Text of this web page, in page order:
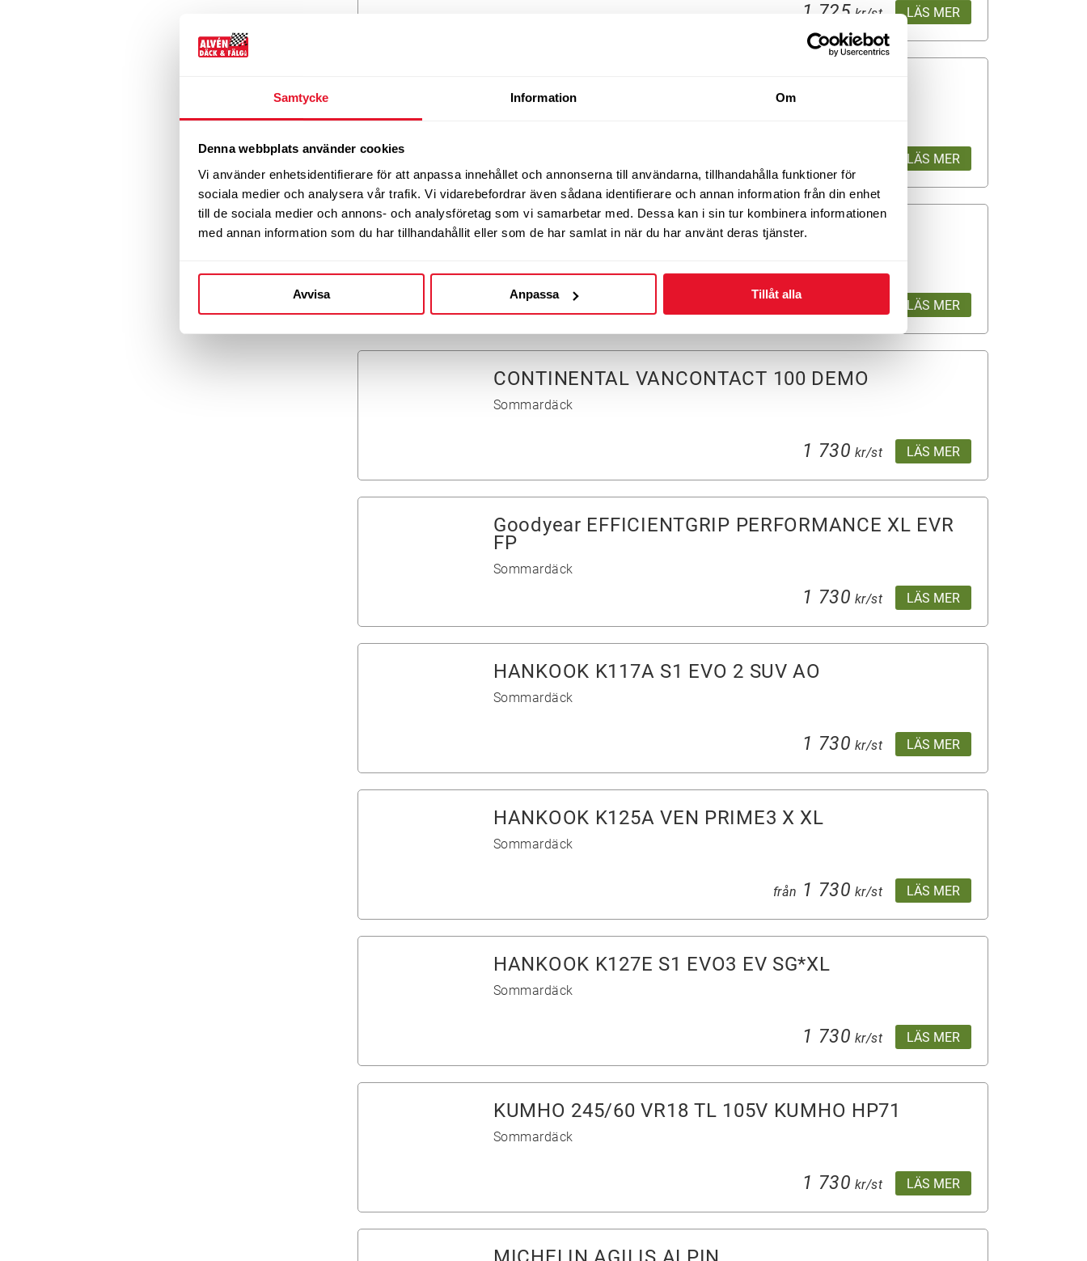
Samtycke Information Om
Denna webbplats använder cookies
Vi använder enhetsidentifierare för att anpassa innehållet och annonserna till användarna, tillhandahålla funktioner för
sociala medier och analysera vår trafik. Vi vidarebefordrar även sådana identifierare och annan information från din enhet
till de sociala medier och annons- och analysföretag som vi samarbetar med. Dessa kan i sin tur kombinera informationen
med annan information som du har tillhandahållit eller som de har samlat in när du har använt deras tjänster.
Avvisa Anpassa Tillåt alla
LÄS MER
1 725 kr/st
LÄS MER
Continental SportContact 7 XL EVc
LÄS MER
1 730
CONTINENTAL VANCONTACT 100 DEMO
Sommardäck
LÄS MER
1 730 kr/st
Goodyear EFFICIENTGRIP PERFORMANCE XL EVR
FP
Sommardäck
LÄS MER
1 730 kr/st
HANKOOK K117A S1 EVO 2 SUV AO
Sommardäck
LÄS MER
1 730 kr/st
HANKOOK K125A VEN PRIME3 X XL
Sommardäck
LÄS MER
från 1 730 kr/st
HANKOOK K127E S1 EVO3 EV SG*XL
Sommardäck
LÄS MER
1 730 kr/st
KUMHO 245/60 VR18 TL 105V KUMHO HP71
Sommardäck
LÄS MER
1 730 kr/st